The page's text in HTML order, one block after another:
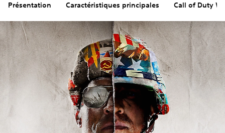
Présentation Caractéristiques principales Call of Duty